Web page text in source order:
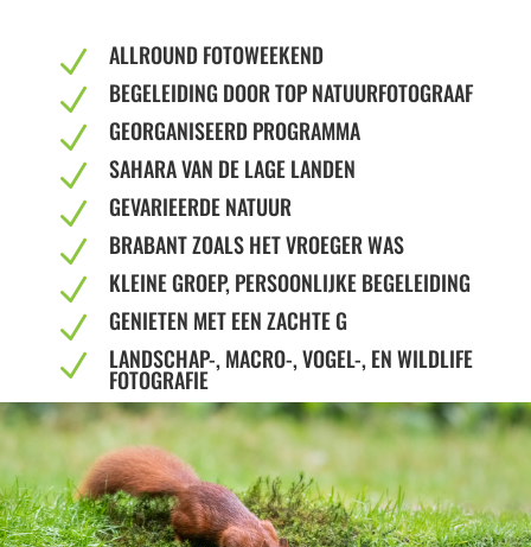
N ALLROUND FOTOWEEKEND
N BEGELEIDING DOOR TOP NATUURFOTOGRAAF
N GEORGANISEERD PROGRAMMA
N SAHARA VAN DE LAGE LANDEN
N GEVARIEERDE NATUUR
N BRABANT ZOALS HET VROEGER WAS
N KLEINE GROEP, PERSOONLIJKE BEGELEIDING
N GENIETEN MET EEN ZACHTE G
N LANDSCHAP-, MACRO-, VOGEL-, EN WILDLIFE
FOTOGRAFIE